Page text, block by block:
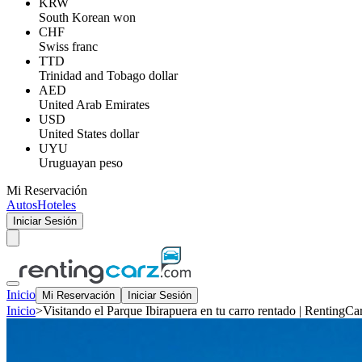
KRW
South Korean won
CHF
Swiss franc
TTD
Trinidad and Tobago dollar
AED
United Arab Emirates
USD
United States dollar
UYU
Uruguayan peso
Mi Reservación
AutosHoteles
Iniciar Sesión
Inicio Mi Reservación Iniciar Sesión
Inicio>Visitando el Parque Ibirapuera en tu carro rentado |